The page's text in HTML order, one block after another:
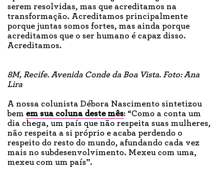
serem resolvidas, mas que acreditamos na
transformação. Acreditamos principalmente
porque juntas somos fortes, mas ainda porque
acreditamos que o ser humano é capaz disso.
Acreditamos.
8M, Recife. Avenida Conde da Boa Vista. Foto: Ana
Lira
A nossa colunista Débora Nascimento sintetizou
bem em sua coluna deste mês: “Como a conta um
dia chega, um país que não respeita suas mulheres,
não respeita a si próprio e acaba perdendo o
respeito do resto do mundo, afundando cada vez
mais no subdesenvolvimento. Mexeu com uma,
mexeu com um país”.